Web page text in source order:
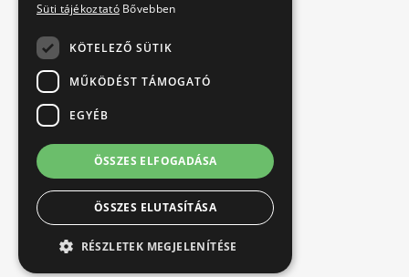
Süti tájékoztató Bővebben
KÖTELEZŐ SÜTIK
MŰKÖDÉST TÁMOGATÓ
EGYÉB
ÖSSZES ELFOGADÁSA
ÖSSZES ELUTASÍTÁSA
RÉSZLETEK MEGJELENÍTÉSE